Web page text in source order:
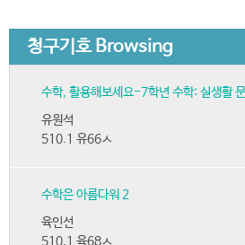
청구기호 Browsing
수학, 활용해보세요-7학년 수학: 실생활
유원석
510.1 유66ㅅ
수학은 아름다워 2
육인선
510.1 육68ㅅ